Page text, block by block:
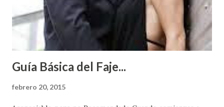
Guía Básica del Faje...
febrero 20, 2015